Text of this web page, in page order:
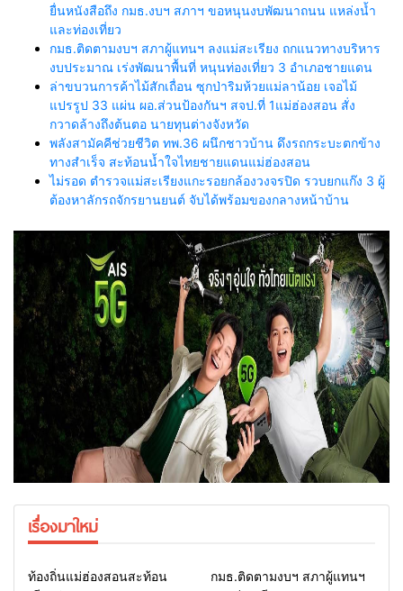
ยื่นหนังสือถึง กมธ.งบฯ สภาฯ ขอหนุนงบพัฒนาถนน แหล่งน้ำ
และท่องเที่ยว
กมธ.ติดตามงบฯ สภาผู้แทนฯ ลงแม่สะเรียง ถกแนวทางบริหาร
งบประมาณ เร่งพัฒนาพื้นที่ หนุนท่องเที่ยว 3 อำเภอชายแดน
ล่าขบวนการค้าไม้สักเถื่อน ซุกป่าริมห้วยแม่ลาน้อย เจอไม้
แปรรูป 33 แผ่น ผอ.ส่วนป้องกันฯ สจป.ที่ 1แม่ฮ่องสอน สั่ง
กวาดล้างถึงต้นตอ นายทุนต่างจังหวัด
พลังสามัคคีช่วยชีวิต ทพ.36 ผนึกชาวบ้าน ดึงรถกระบะตกข้าง
ทางสำเร็จ สะท้อนน้ำใจไทยชายแดนแม่ฮ่องสอน
ไม่รอด ตำรวจแม่สะเรียงแกะรอยกล้องวงจรปิด รวบยกแก๊ง 3 ผู้
ต้องหาลักรถจักรยานยนต์ จับได้พร้อมของกลางหน้าบ้าน
เรื่องมาใหม่
Home รอบรั้วทั่วไทย
ท้องถิ่นแม่ฮ่องสอนสะท้อน
Home รอบรั้วทั่วไทย
กมธ.ติดตามงบฯ สภาผู้แทนฯ